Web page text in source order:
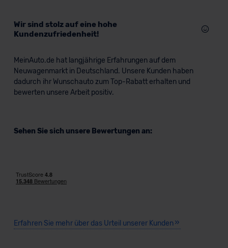
Wir sind stolz auf eine hohe
Kundenzufriedenheit!
MeinAuto.de hat langjährige Erfahrungen auf dem
Neuwagenmarkt in Deutschland. Unsere Kunden haben
dadurch ihr Wunschauto zum Top-Rabatt erhalten und
bewerten unsere Arbeit positiv.
Sehen Sie sich unsere Bewertungen an:
Erfahren Sie mehr über das Urteil unserer Kunden